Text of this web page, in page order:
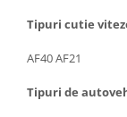
Tipuri cutie
AF40 AF21
Tipuri de